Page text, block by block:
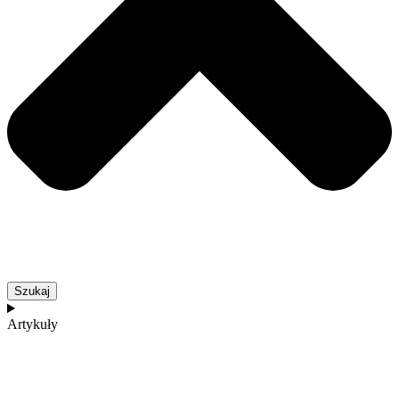
Szukaj
Artykuły